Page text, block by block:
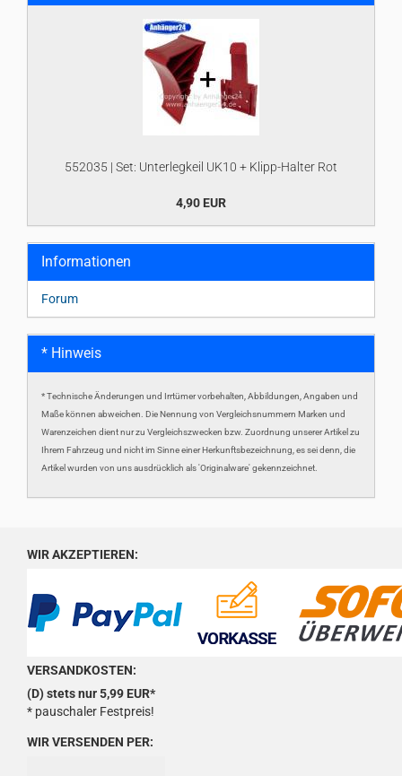
552035 | Set: Unterlegkeil UK10 + Klipp-Halter Rot
4,90 EUR
Informationen
Forum
* Hinweis
* Technische Änderungen und Irrtümer vorbehalten, Abbildungen, Angaben und
Maße können abweichen. Die Nennung von Vergleichsnummern Marken und
Warenzeichen dient nur zu Vergleichszwecken bzw. Zuordnung unserer Artikel zu
Ihrem Fahrzeug und nicht im Sinne einer Herkunftsbezeichnung, es sei denn, die
Artikel wurden von uns ausdrücklich als 'Originalware' gekennzeichnet.
WIR AKZEPTIEREN:
VERSANDKOSTEN:
(D) stets nur 5,99 EUR*
* pauschaler Festpreis!
WIR VERSENDEN PER: